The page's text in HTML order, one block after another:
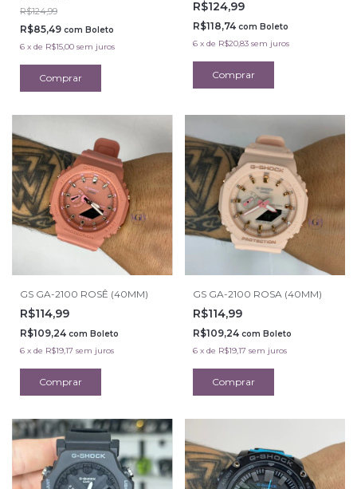
R$124,99
R$85,49 com Boleto
6 x de R$15,00 sem juros
R$124,99
R$118,74 com Boleto
6 x de R$20,83 sem juros
GS GA-2100 ROSÊ (40MM)
R$114,99
R$109,24 com Boleto
6 x de R$19,17 sem juros
GS GA-2100 ROSA (40MM)
R$114,99
R$109,24 com Boleto
6 x de R$19,17 sem juros